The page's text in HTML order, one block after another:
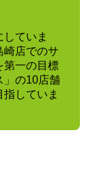
ていま
崎店でのサ
第一の目標
」の10店舗
していま